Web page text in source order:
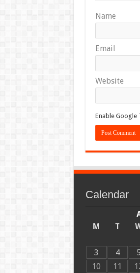
Name
Email
Website
Enable Google
Calendar
M
T
3
4 5
10
11